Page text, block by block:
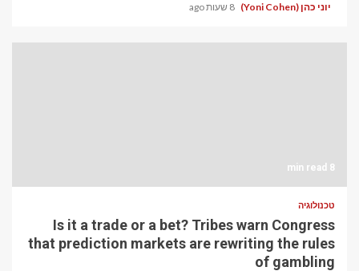
יוני כהן (Yoni Cohen) 8 שעות ago
8 min read
טכנולוגיה
Is it a trade or a bet? Tribes warn Congress
that prediction markets are rewriting the rules
of gambling